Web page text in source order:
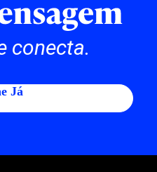
conecta.
Já